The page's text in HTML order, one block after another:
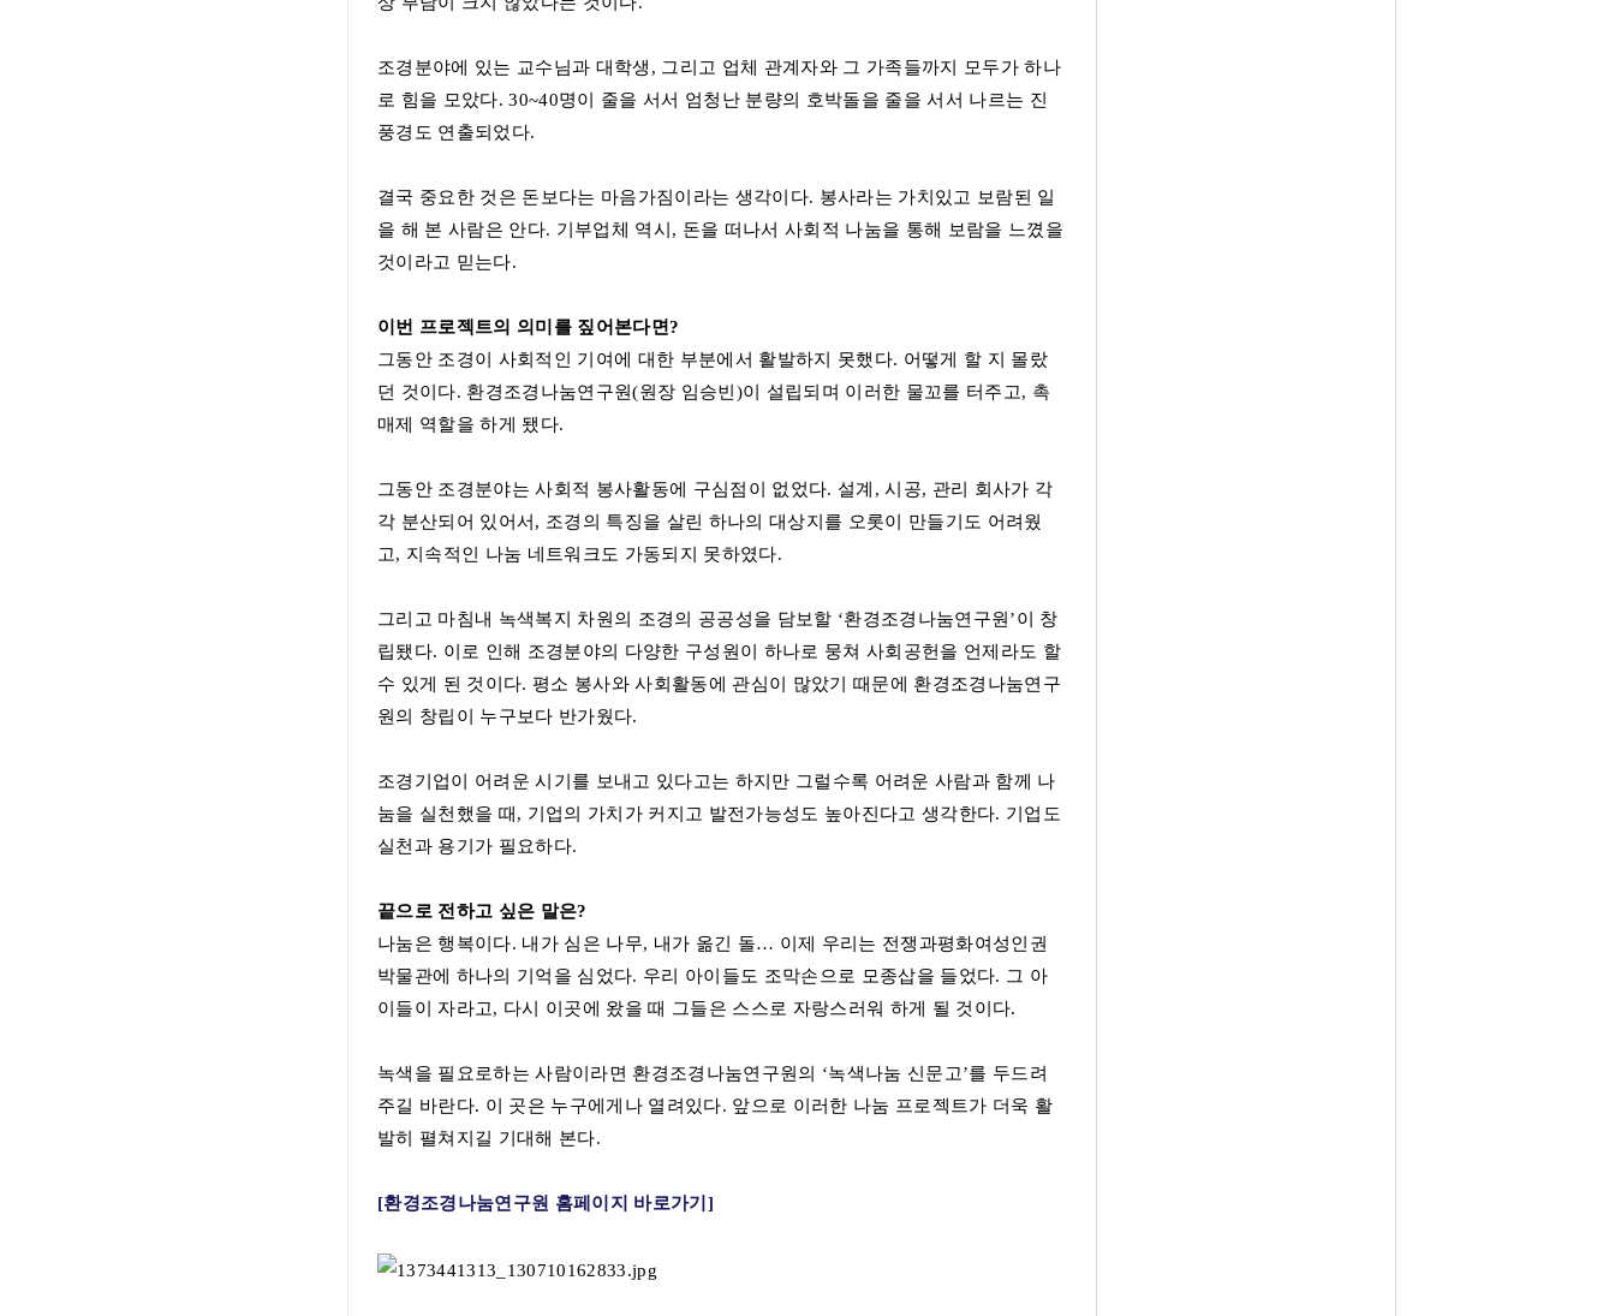
조경분야에 있는 교수님과 대학생 , 그리고 업체 관계자와 그 가족들까지 모두가 하나
로 힘을 모았다. 30~40명이 줄을 서서 엄청난 분량의 호박돌을 줄을 서서 나르는 진
풍경도 연출되었다.
결국 중요한 것은 돈보다는 마음가짐이라는 생각이다. 봉사라는 가치있고 보람된 일
을 해 본 사람은 안다. 기부업체 역시, 돈을 떠나서 사회적 나눔을 통해 보람을 느꼈을
것이라고 믿는다.
이번 프로젝트의 의미를 짚어본다면?
그동안 조경이 사회적인 기여에 대한 부분에서 활발하지 못했다. 어떻게 할 지 몰랐
던 것이다. 환경조경나눔연구원(원장 임승빈)이 설립되며 이러한 물꼬를 터주고, 촉
매제 역할을 하게 됐다.
그동안 조경분야는 사회적 봉사활동에 구심점이 없었다. 설계 ,시공, 관리 회사가 각
각 분산되어 있어서, 조경의 특징을 살린 하나의 대상지를 오롯이 만들기도 어려웠
고, 지속적인 나눔 네트워크도 가동되지 못하였다.
그리고 마침내 녹색복지 차원의 조경의 공공성을 담보할 ‘환경조경나눔연구원’이 창
립됐다. 이로 인해 조경분야의 다양한 구성원이 하나로 뭉쳐 사회공헌을 언제라도 할
수 있게 된 것이다. 평소 봉사와 사회활동에 관심이 많았기 때문에 환경조경나눔연구
원의 창립이 누구보다 반가웠다.
조경기업이 어려운 시기를 보내고 있다고는 하지만 그럴수록 어려운 사람과 함께 나
눔을 실천했을 때, 기업의 가치가 커지고 발전가능성도 높아진다고 생각한다. 기업도
실천과 용기가 필요하다.
끝으로 전하고 싶은 말은?
나눔은 행복이다. 내가 심은 나무, 내가 옮긴 돌… 이제 우리는 전쟁과평화여성인권
박물관에 하나의 기억을 심었다. 우리 아이들도 조막손으로 모종삽을 들었다. 그 아
이들이 자라고, 다시 이곳에 왔을 때 그들은 스스로 자랑스러워 하게 될 것이다.
녹색을 필요로하는 사람이라면 환경조경나눔연구원의 ‘녹색나눔 신문고’를 두드려
주길 바란다. 이 곳은 누구에게나 열려있다. 앞으로 이러한 나눔 프로젝트가 더욱 활
발히 펼쳐지길 기대해 본다.
[환경조경나눔연구원 홈페이지 바로가기]